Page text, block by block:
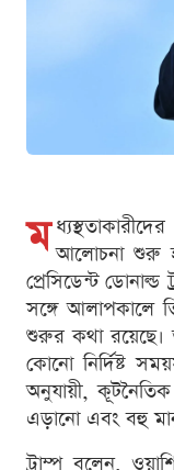
ম আলোচনা শুরু
প্রেসিডেন্ট
সঙ্গে আলাপকালে
শুরুর কথা রয়েছে।
কোনো নির্দিষ্ট
অনুযায়ী,
এড়ানো এবং বহু
ট্রাম্প বলেন,